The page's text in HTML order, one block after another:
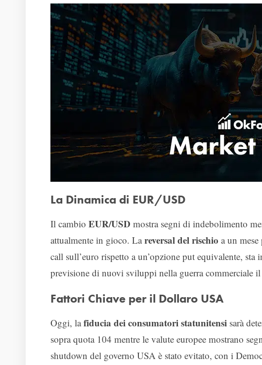
La Dinamica di EUR/USD
Il cambio EUR/USD mostra segni di indebolimento
attualmente in gioco. Lareversal del rischio a un
call sull’euro rispetto a un’opzione put equivalente,
previsione di nuovi sviluppi nella guerra commerciale il
Fattori Chiave per il Dollaro USA
Oggi, lafiducia dei consumatori statunitensi sarà
sopra quota 104 mentre le valute europee mostrano
shutdown del governo USA è stato evitato, con i